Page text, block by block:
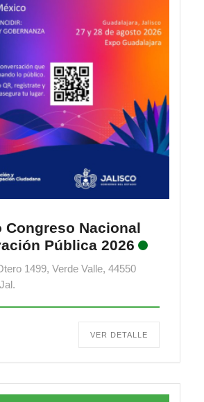
Congreso Nacional
Pública 2026
1499, Verde Valle, 44550
VER DETALLE